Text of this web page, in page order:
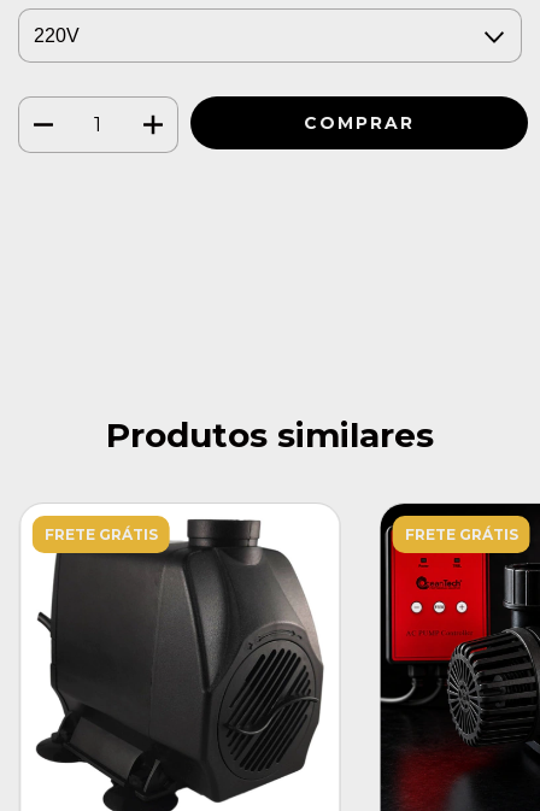
Produtos similares
FRETE GRÁTIS FRETE GRÁTIS